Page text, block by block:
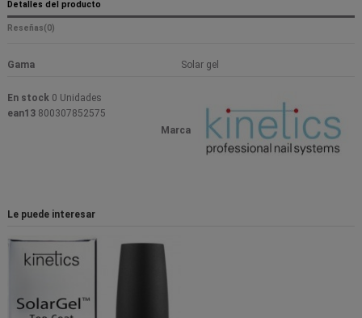
Detalles del producto
Reseñas(0)
Gama Solar gel
Marca
En stock 0 Unidades
ean13 800307852575
Le puede interesar